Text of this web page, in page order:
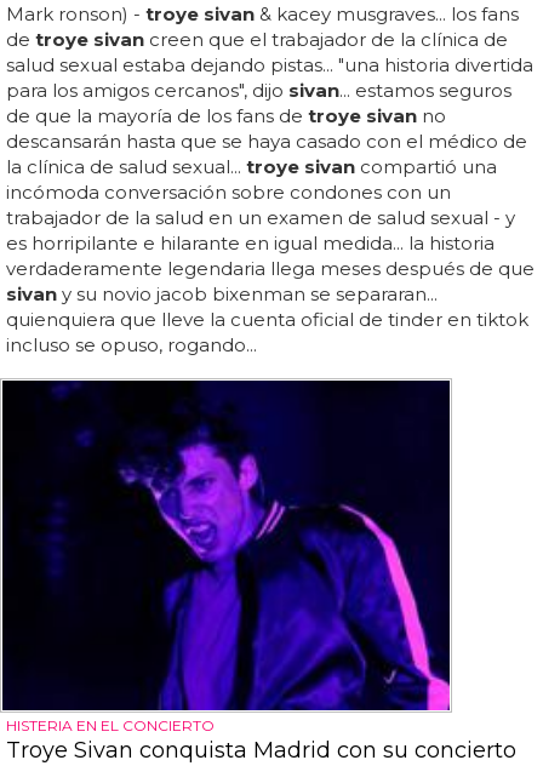
Mark ronson) - troye sivan & kacey musgraves... los fans
de troye sivan creen que el trabajador de la clínica de
salud sexual estaba dejando pistas... "una historia divertida
para los amigos cercanos", dijo sivan... estamos seguros
de que la mayoría de los fans de troye sivan no
descansarán hasta que se haya casado con el médico de
la clínica de salud sexual... troye sivan compartió una
incómoda conversación sobre condones con un
trabajador de la salud en un examen de salud sexual - y
es horripilante e hilarante en igual medida... la historia
verdaderamente legendaria llega meses después de que
sivan y su novio jacob bixenman se separaran...
quienquiera que lleve la cuenta oficial de tinder en tiktok
incluso se opuso, rogando...
HISTERIA EN EL CONCIERTO
Troye Sivan conquista Madrid con su concierto